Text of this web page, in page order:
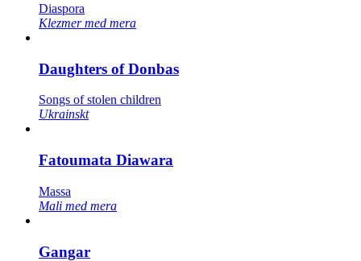
Diaspora
Klezmer med mera
Daughters of Donbas
Songs of stolen children
Ukrainskt
Fatoumata Diawara
Massa
Mali med mera
Gangar